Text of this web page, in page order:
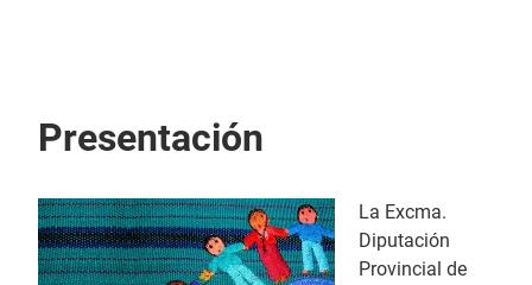
Presentación
La Excma.
Diputación
Provincial de